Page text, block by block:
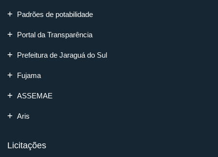
Padrões de potabilidade
Portal da Transparência
Prefeitura de Jaraguá do Sul
Fujama
ASSEMAE
Aris
Licitações